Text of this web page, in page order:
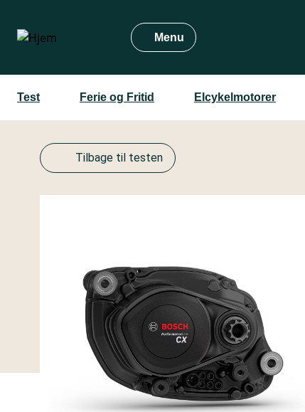
hovedindhold
Menu
Test Ferie og Fritid Elcykelmotorer
Tilbage til testen